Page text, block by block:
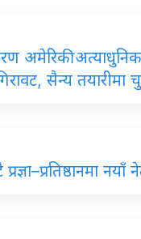
अमेरिकी अत्याधुनिक
सैन्य तयारीमा